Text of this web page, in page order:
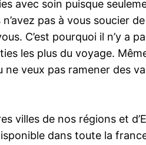
avec soin puisque
pas à vous soucier
C’est pourquoi il n’y
les plus du voyage.
veux pas ramener des
villes de nos régions et
dans toute la